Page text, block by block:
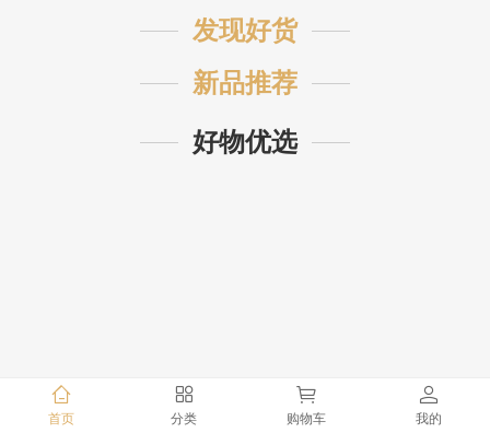
发现好货
新品推荐
好物优选
首页 分类 购物车 我的